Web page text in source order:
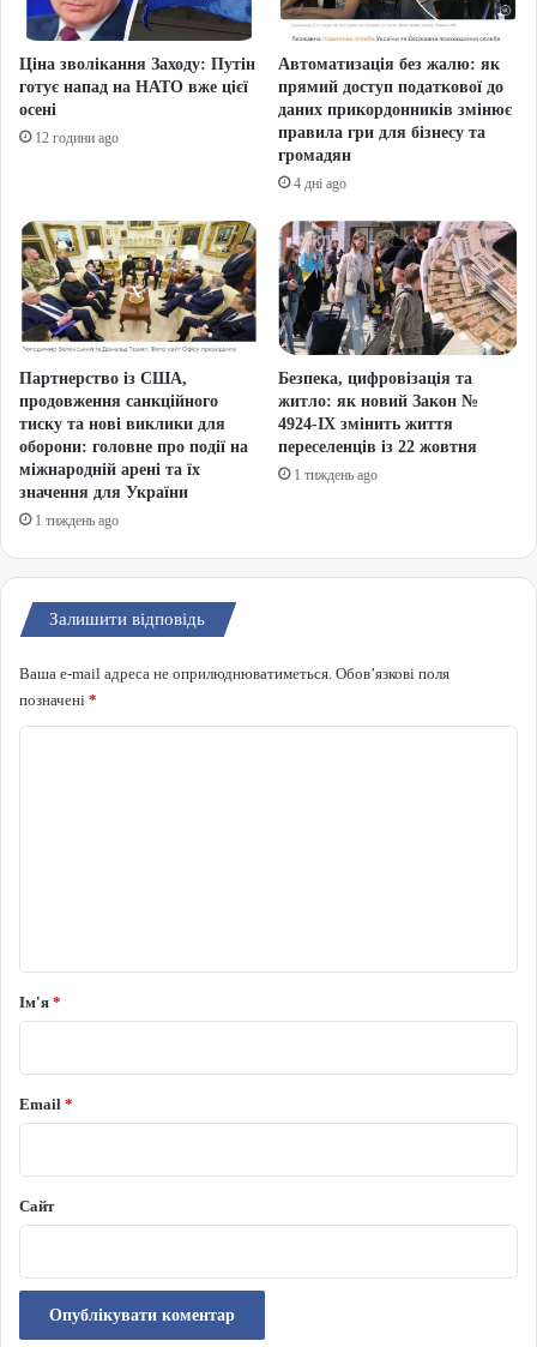
Ціна зволікання Заходу: Путін
готує напад на НАТО вже цієї
осені
12 години ago
Автоматизація без жалю: як
прямий доступ податкової до
даних прикордонників змінює
правила гри для бізнесу та
громадян
4 дні ago
Партнерство із США,
продовження санкційного
тиску та нові виклики для
оборони: головне про події на
міжнародній арені та їх
значення для України
1 тиждень ago
Безпека, цифровізація та
житло: як новий Закон №
4924-IX змінить життя
переселенців із 22 жовтня
1 тиждень ago
Залишити відповідь
Ваша e-mail адреса не оприлюднюватиметься. Обов’язкові поля
позначені *
Ім'я *
Email *
Сайт